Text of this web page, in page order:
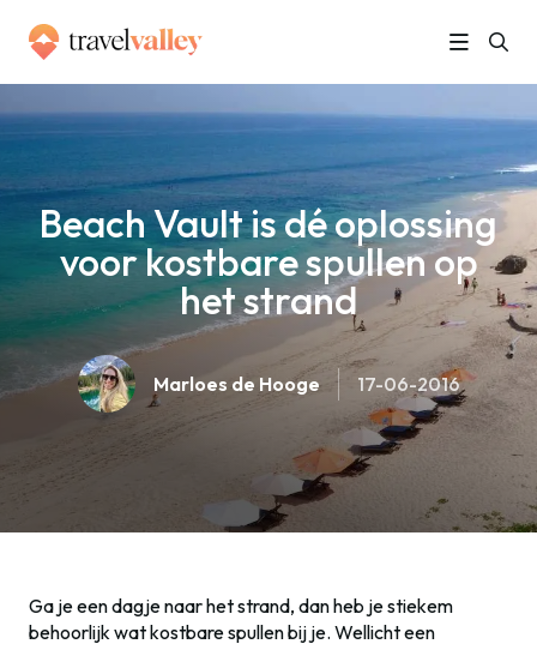
Beach Vault is dé oplossing
voor kostbare spullen op
het strand
Marloes de Hooge 17-06-2016
Ga je een dagje naar het strand, dan heb je stiekem
behoorlijk wat kostbare spullen bij je. Wellicht een